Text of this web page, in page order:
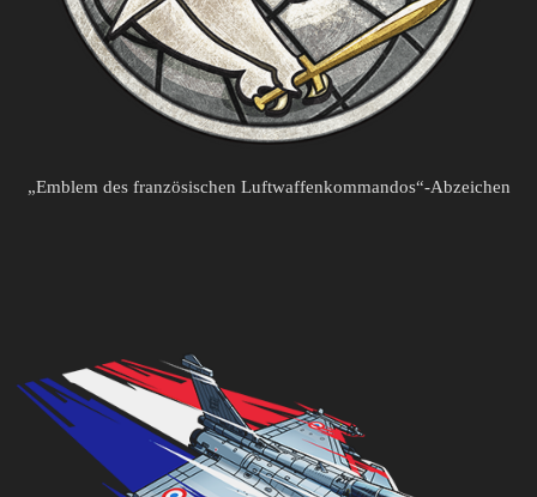
„Emblem des französischen Luftwaffenkommandos“-Abzeichen